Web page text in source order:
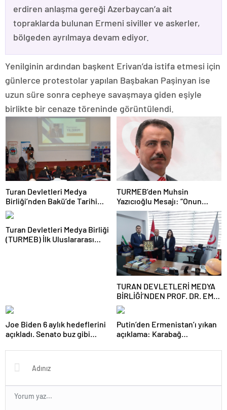
erdiren anlaşma gereği Azerbaycan’a ait
topraklarda bulunan Ermeni siviller ve askerler,
bölgeden ayrılmaya devam ediyor.
Yenilginin ardından başkent Erivan’da istifa etmesi için
günlerce protestolar yapılan Başbakan Paşinyan ise
uzun süre sonra cepheye savaşmaya giden eşiyle
birlikte bir cenaze töreninde görüntülendi.
Turan Devletleri Medya
Birliği’nden Bakü’de Tarihi
Adım
TURMEB’den Muhsin
Yazıcıoğlu Mesajı: “Onun
Büyük Birlik İdeali Türk
Dünyasına Işık Tutuyor”
Turan Devletleri Medya Birliği
(TURMEB) İlk Uluslararası
TURAN DEVLETLERİ MEDYA
BİRLİĞİ’NDEN PROF. DR. EMİN
SERİN’E ZİYARET
Joe Biden 6 aylık hedeflerini
açıkladı. Senato buz gibi…
Putin’den Ermenistan’ı yıkan
açıklama: Karabağ
parçasıdır!